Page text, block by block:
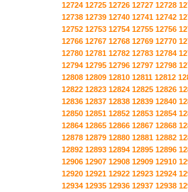
12724 12725 12726 12727 12728
12738 12739 12740 12741 12742
12752 12753 12754 12755 12756
12766 12767 12768 12769 12770
12780 12781 12782 12783 12784
12794 12795 12796 12797 12798
12808 12809 12810 12811 12812
12822 12823 12824 12825 12826
12836 12837 12838 12839 12840
12850 12851 12852 12853 12854
12864 12865 12866 12867 12868
12878 12879 12880 12881 12882
12892 12893 12894 12895 12896
12906 12907 12908 12909 12910
12920 12921 12922 12923 12924
12934 12935 12936 12937 12938